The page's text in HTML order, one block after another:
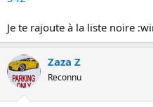
Je te rajoute à la liste noire
Zaza Z
Reconnu